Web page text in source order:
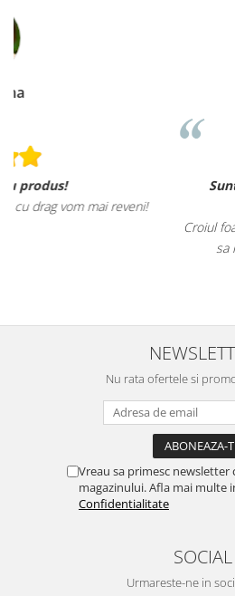
Sunt mai mult decat
tricourilor sunt
Croiul foarte frumos, am ramas
sa revin cu alte comenzi si
Nu rata ofertele si
Vreau sa primesc
magazinului. Afla mai multe
Confidentialitate
SOCIAL
Urmareste-ne in